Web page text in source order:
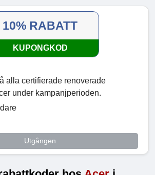
10% RABATT
KUPONGKOD
alla certifierade renoverade
under kampanjperioden.
Utgången